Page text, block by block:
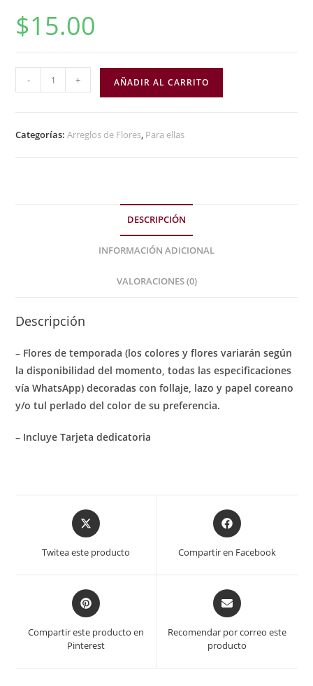
$15.00
- + AÑADIR AL CARRITO
Categorías:Arreglos de Flores, Para ellas
DESCRIPCIÓN
INFORMACIÓN ADICIONAL
VALORACIONES (0)
Descripción
– Flores de temporada (los colores y flores variarán según
la disponibilidad del momento, todas las especificaciones
vía WhatsApp) decoradas con follaje, lazo y papel coreano
y/o tul perlado del color de su preferencia.
– Incluye Tarjeta dedicatoria
Twitea este producto Compartir en Facebook
Compartir este producto en
Pinterest
Recomendar por correo este
producto